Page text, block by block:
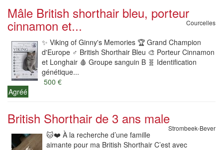
Mâle British shorthair bleu, porteur
cinnamon et... Courcelles
✨️ Viking of Ginny's Memories 🏆 Grand Champion
d'Europe ♂️ British Shorthair Bleu 🎨 Porteur Cinnamon
et Longhair 🩸 Groupe sanguin B 🧬 Identification
génétique...
500 €
Agréé
British Shorthair de 3 ans male
Strombeek-Bever
🐱❤️ À la recherche d’une famille
aimante pour ma British Shorthair C’est avec